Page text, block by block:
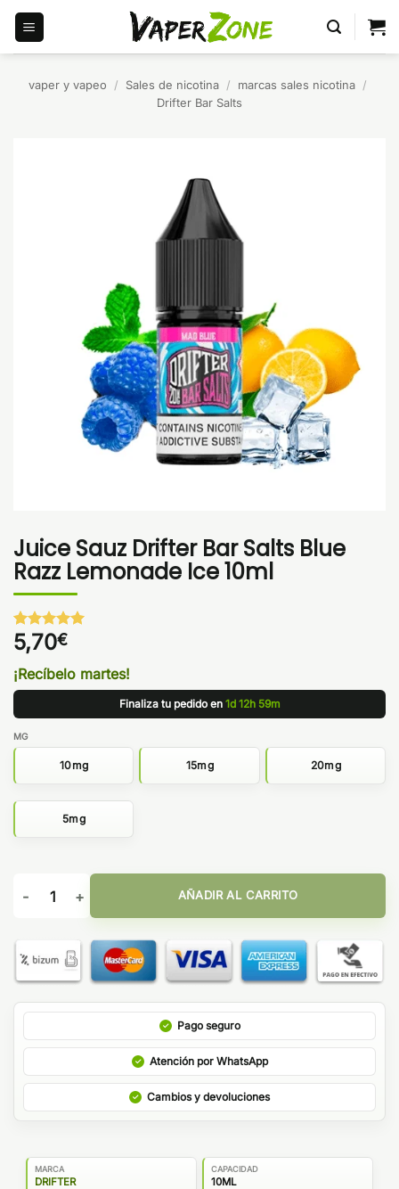
Saltar
contenido
vaper y vapeo / Sales de nicotina / marcas sales nicotina /
Drifter Bar Salts
Juice Sauz Drifter Bar Salts Blue
Razz Lemonade Ice 10ml
Valorado
con
5de 5
en base a
1
valoración
de un
5,70€
¡Recíbelo martes!
Finaliza tu pedido en 1d 12h 59m
MG
10mg 15mg 20mg
5mg
Juice Sauz Drifter Bar Salts Blue Razz Lemonade Ice 10ml
AÑADIR AL CARRITO
Pago seguro
Atención por WhatsApp
Cambios y devoluciones
MARCA
DRIFTER
CAPACIDAD
10ML